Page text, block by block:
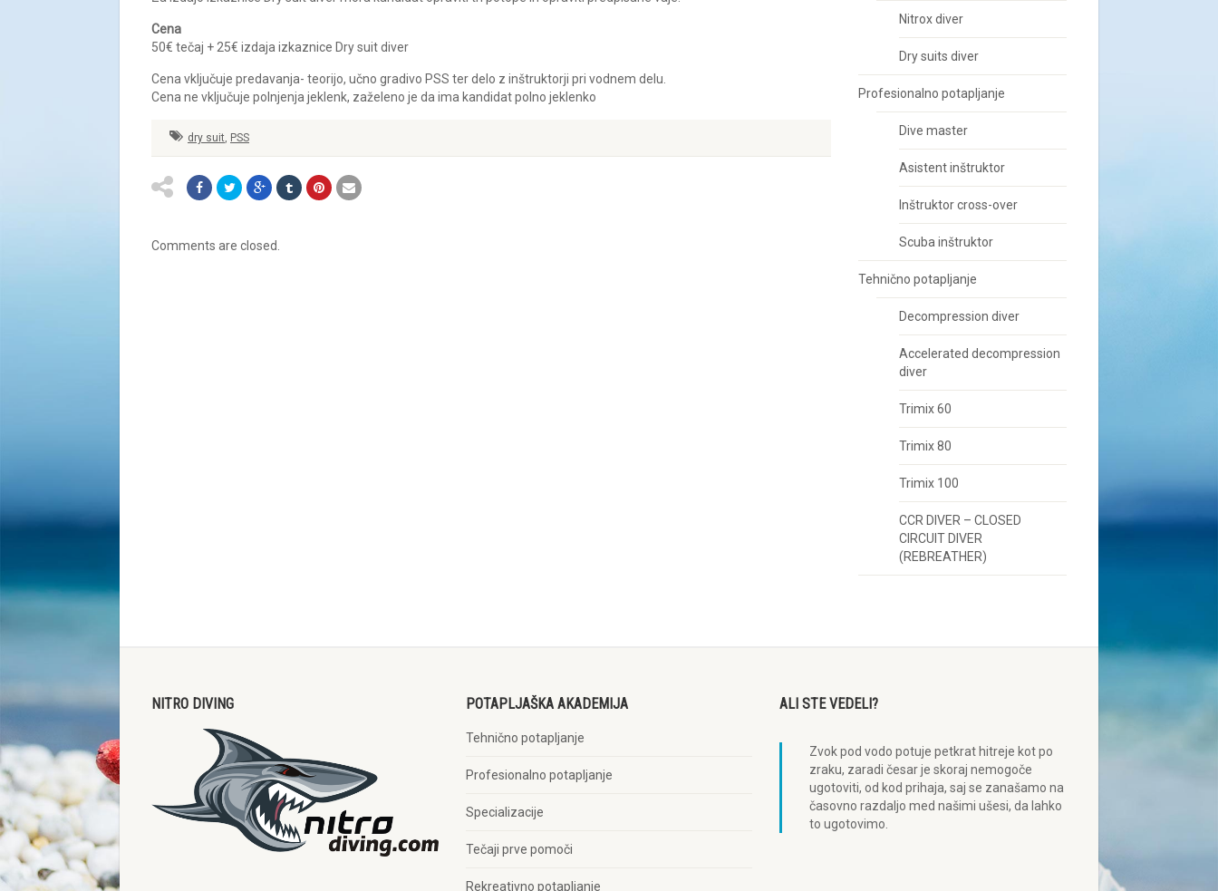
Cena
50€ tečaj + 25€ izdaja izkaznice Dry suit diver
Cena vključuje predavanja- teorijo, učno gradivo PSS ter delo z inštruktorji pri vodnem delu.
Cena ne vključuje polnjenja jeklenk, zaželeno je da ima kandidat polno jeklenko
dry suit, PSS
Comments are closed.
Nitrox diver
Dry suits diver
Profesionalno potapljanje
Dive master
Asistent inštruktor
Inštruktor cross-over
Scuba inštruktor
Tehnično potapljanje
Decompression diver
Accelerated decompression
diver
Trimix 60
Trimix 80
Trimix 100
CCR DIVER – CLOSED
CIRCUIT DIVER
(REBREATHER)
NITRO DIVING POTAPLJAŠKA AKADEMIJA
Tehnično potapljanje
Profesionalno potapljanje
Specializacije
Tečaji prve pomoči
Rekreativno potapljanje
ALI STE VEDELI?
Zvok pod vodo potuje petkrat hitreje kot po
zraku, zaradi česar je skoraj nemogoče
ugotoviti, od kod prihaja, saj se zanašamo na
časovno razdaljo med našimi ušesi, da lahko
to ugotovimo.